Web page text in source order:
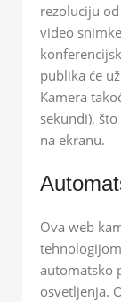
rezoluciju
video
publika će
Kamera
sekundi),
na ekranu.
Ova web
automatsko
osvetljenja.